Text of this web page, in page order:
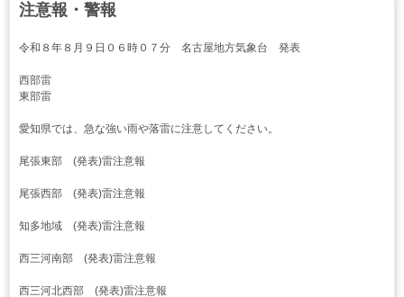
注意報・警報
令和８年８月９日０６時０７分 名古屋地方気象台 発表
西部雷
東部雷
愛知県では、急な強い雨や落雷に注意してください。
尾張東部 (発表)雷注意報
尾張西部 (発表)雷注意報
知多地域 (発表)雷注意報
西三河南部 (発表)雷注意報
西三河北西部 (発表)雷注意報